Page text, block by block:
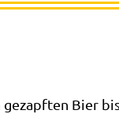
Bier